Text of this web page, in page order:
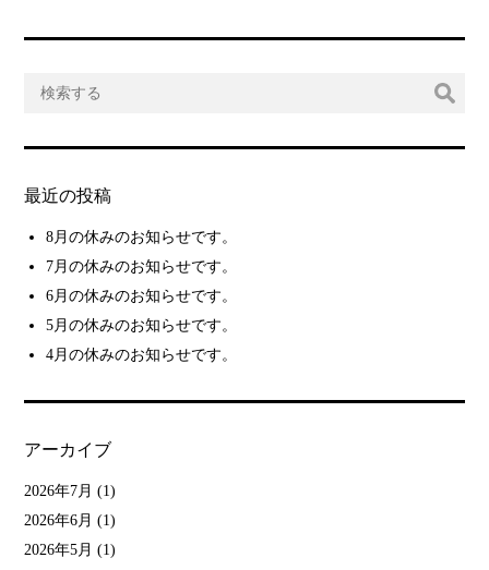
最近の投稿
8月の休みのお知らせです。
7月の休みのお知らせです。
6月の休みのお知らせです。
5月の休みのお知らせです。
4月の休みのお知らせです。
アーカイブ
2026年7月 (1)
2026年6月 (1)
2026年5月 (1)